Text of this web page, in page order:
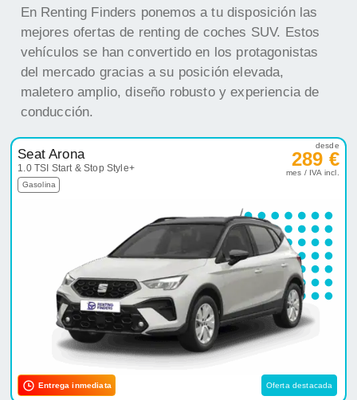
En Renting Finders ponemos a tu disposición las
mejores ofertas de renting de coches SUV. Estos
vehículos se han convertido en los protagonistas
del mercado gracias a su posición elevada,
maletero amplio, diseño robusto y experiencia de
conducción.
Seat Arona
1.0 TSI Start & Stop Style+
Gasolina
desde
289 €
mes / IVA incl.
Entrega inmediata Oferta destacada